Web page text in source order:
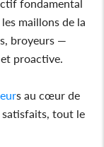
fondamental
maillons de la
s, broyeurs —
proactive.
s au cœur de
satisfaits, tout le